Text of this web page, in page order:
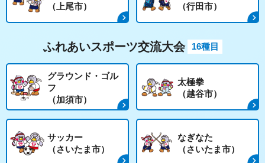
（上尾市）
（行田市）
ふれあいスポーツ交流大会 16種目
グラウンド・ゴル
フ
（加須市）
太極拳
（越谷市）
サッカー
（さいたま市）
なぎなた
（さいたま市）